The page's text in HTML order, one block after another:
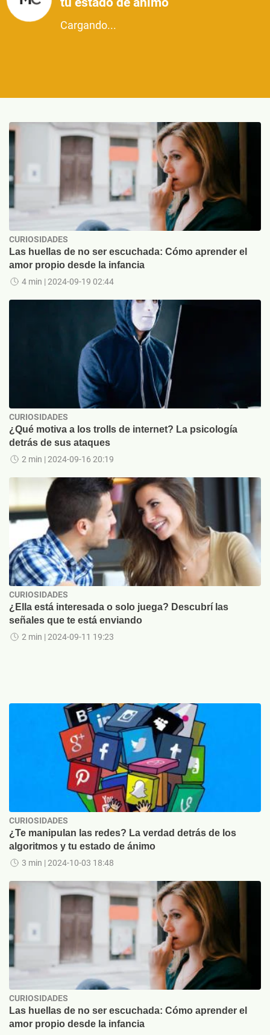
Cargando...
CURIOSIDADES
Las huellas de no ser escuchada: Cómo aprender el
amor propio desde la infancia
4 min | 2024-09-19 02:44
CURIOSIDADES
¿Qué motiva a los trolls de internet? La psicología
detrás de sus ataques
2 min | 2024-09-16 20:19
CURIOSIDADES
¿Ella está interesada o solo juega? Descubrí las
señales que te está enviando
2 min | 2024-09-11 19:23
CURIOSIDADES
¿Te manipulan las redes? La verdad detrás de los
algoritmos y tu estado de ánimo
3 min | 2024-10-03 18:48
CURIOSIDADES
Las huellas de no ser escuchada: Cómo aprender el
amor propio desde la infancia